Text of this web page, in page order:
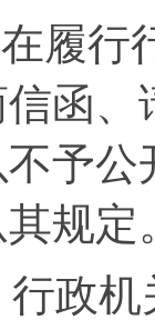
履行
函
予
规定
行政机